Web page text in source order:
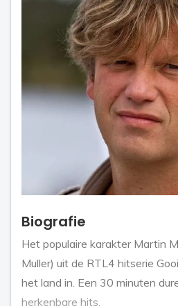
Biografie
Het populaire karakter Martin
Muller) uit de RTL4 hitserie
het land in. Een 30 minuten
herkenbare hits.